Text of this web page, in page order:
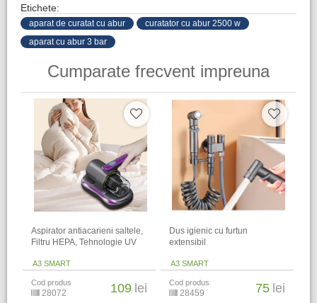
Etichete:
aparat de curatat cu abur
curatator cu abur 2500 w
aparat cu abur 3 bar
Cumparate frecvent impreuna
Aspirator antiacarieni saltele,
Filtru HEPA, Tehnologie UV
A3 SMART
Cod produs
28072 109 lei
Dus igienic cu furtun
extensibil
A3 SMART
Cod produs
28459 75 lei